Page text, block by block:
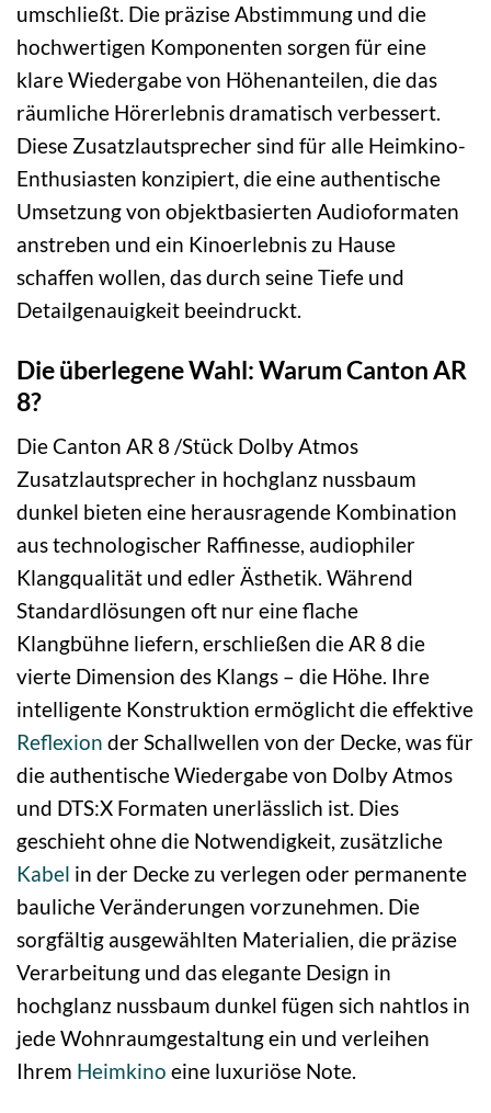
umschließt. Die präzise Abstimmung und die
hochwertigen Komponenten sorgen für eine
klare Wiedergabe von Höhenanteilen, die das
räumliche Hörerlebnis dramatisch verbessert.
Diese Zusatzlautsprecher sind für alle Heimkino-
Enthusiasten konzipiert, die eine authentische
Umsetzung von objektbasierten Audioformaten
anstreben und ein Kinoerlebnis zu Hause
schaffen wollen, das durch seine Tiefe und
Detailgenauigkeit beeindruckt.
Die überlegene Wahl: Warum Canton AR
8?
Die Canton AR 8 /Stück Dolby Atmos
Zusatzlautsprecher in hochglanz nussbaum
dunkel bieten eine herausragende Kombination
aus technologischer Raffinesse, audiophiler
Klangqualität und edler Ästhetik. Während
Standardlösungen oft nur eine flache
Klangbühne liefern, erschließen die AR 8 die
vierte Dimension des Klangs – die Höhe. Ihre
intelligente Konstruktion ermöglicht die effektive
Reflexion der Schallwellen von der Decke, was für
die authentische Wiedergabe von Dolby Atmos
und DTS:X Formaten unerlässlich ist. Dies
geschieht ohne die Notwendigkeit, zusätzliche
Kabel in der Decke zu verlegen oder permanente
bauliche Veränderungen vorzunehmen. Die
sorgfältig ausgewählten Materialien, die präzise
Verarbeitung und das elegante Design in
hochglanz nussbaum dunkel fügen sich nahtlos in
jede Wohnraumgestaltung ein und verleihen
Ihrem Heimkino eine luxuriöse Note.